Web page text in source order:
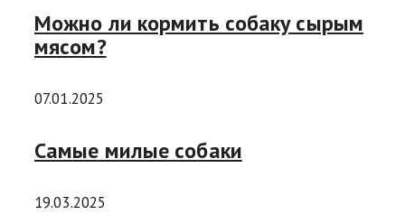
Можно ли кормить собаку сырым
мясом?
07.01.2025
Самые милые собаки
19.03.2025